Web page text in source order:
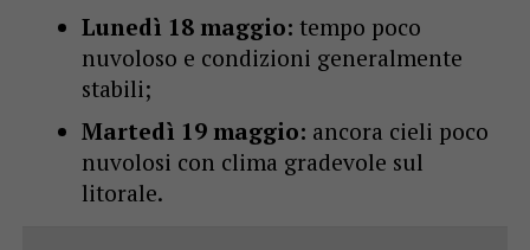
Lunedì 18 maggio: tempo poco
nuvoloso e condizioni generalmente
stabili;
Martedì 19 maggio: ancora cieli poco
nuvolosi con clima gradevole sul
litorale.